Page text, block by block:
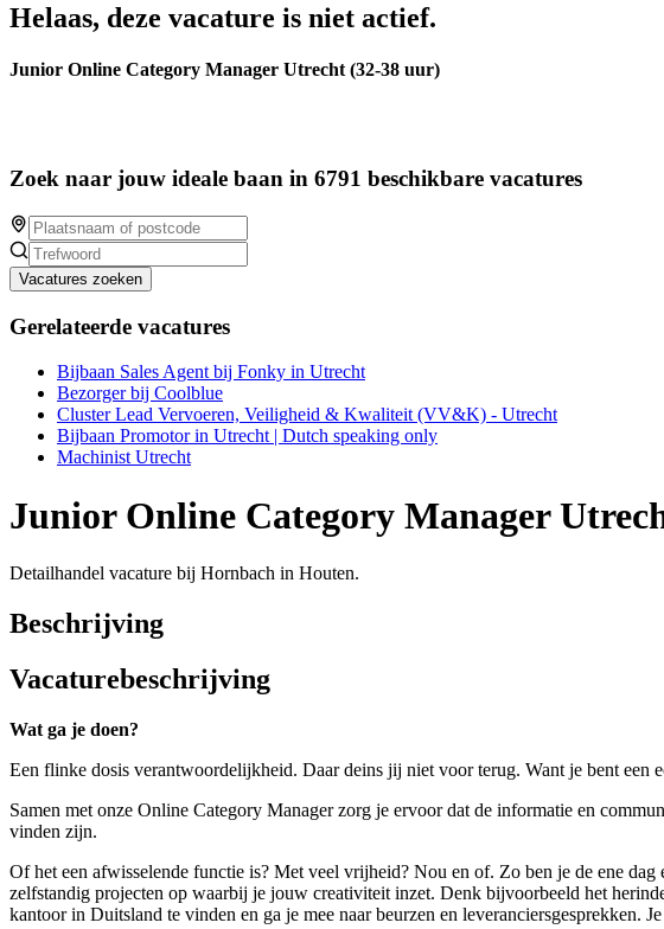
Helaas, deze vacature is niet actief.
Junior Online Category Manager Utrecht (32-38 uur)
Zoek naar jouw ideale baan in 6791 beschikbare vacatures
Vacatures zoeken
Gerelateerde vacatures
Bijbaan Sales Agent bij Fonky in Utrecht
Bezorger bij Coolblue
Cluster Lead Vervoeren, Veiligheid & Kwaliteit (VV&K) - Utrecht
Bijbaan Promotor in Utrecht | Dutch speaking only
Machinist Utrecht
Junior Online Category Manager
Detailhandel vacature bij Hornbach in Houten.
Beschrijving
Vacaturebeschrijving
Wat ga je doen?
Een flinke dosis verantwoordelijkheid. Daar deins jij niet voor terug. Want je bent
Samen met onze Online Category Manager zorg je ervoor dat de informatie en
vinden zijn.
Of het een afwisselende functie is? Met veel vrijheid? Nou en of. Zo ben je de ene
zelfstandig projecten op waarbij je jouw creativiteit inzet. Denk bijvoorbeeld het
kantoor in Duitsland te vinden en ga je mee naar beurzen en leveranciersgesprekken.